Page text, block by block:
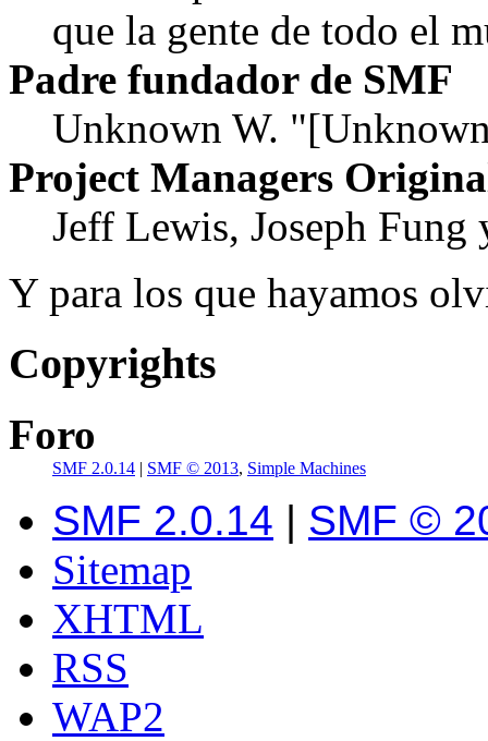
que la gente de todo el
Padre fundador de SMF
Unknown W.
Project Managers
Jeff Lewis, Joseph
Y para los que hayamos
Copyrights
Foro
SMF 2.0.14 | SMF © 2013, Simple Machines
SMF 2.0.14 | SMF ©
Sitemap
XHTML
RSS
WAP2